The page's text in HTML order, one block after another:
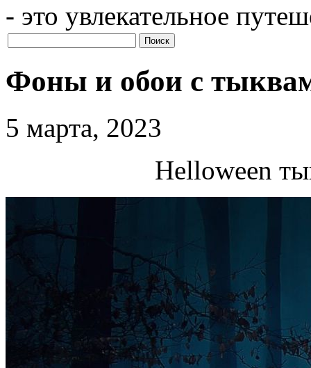
- это увлекательное
Фоны и обои с
5 марта, 2023
Helloween